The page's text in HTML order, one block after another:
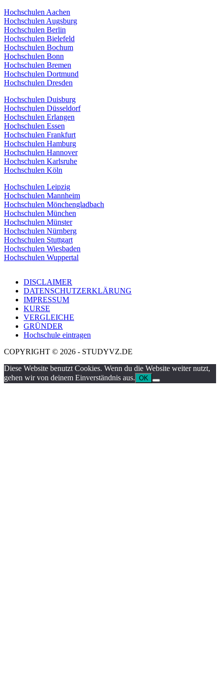
Hochschulen Aachen
Hochschulen Augsburg
Hochschulen Berlin
Hochschulen Bielefeld
Hochschulen Bochum
Hochschulen Bonn
Hochschulen Bremen
Hochschulen Dortmund
Hochschulen Dresden
Hochschulen Duisburg
Hochschulen Düsseldorf
Hochschulen Erlangen
Hochschulen Essen
Hochschulen Frankfurt
Hochschulen Hamburg
Hochschulen Hannover
Hochschulen Karlsruhe
Hochschulen Köln
Hochschulen Leipzig
Hochschulen Mannheim
Hochschulen Mönchengladbach
Hochschulen München
Hochschulen Münster
Hochschulen Nürnberg
Hochschulen Stuttgart
Hochschulen Wiesbaden
Hochschulen Wuppertal
DISCLAIMER
DATENSCHUTZERKLÄRUNG
IMPRESSUM
KURSE
VERGLEICHE
GRÜNDER
Hochschule eintragen
COPYRIGHT © 2026 - STUDYVZ.DE
Diese Website benutzt Cookies. Wenn du die Website weiter nutzt,
gehen wir von deinem Einverständnis aus. OK